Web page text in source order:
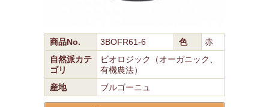
商品No. 3BOFR61-6 色
赤
自然派カテ
ゴリ
ビオロジック（オーガニック、
有機農法）
産地
ブルゴーニュ